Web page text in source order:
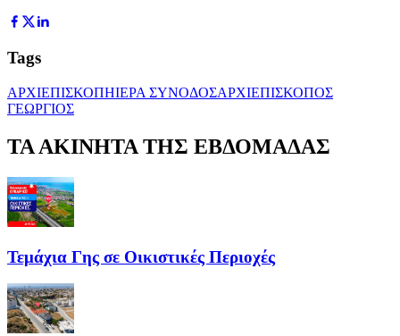
Tags
ΑΡΧΙΕΠΙΣΚΟΠΗΙΕΡΑ ΣΥΝΟΔΟΣΑΡΧΙΕΠΙΣΚΟΠΟΣ
ΓΕΩΡΓΙΟΣ
ΤΑ ΑΚΙΝΗΤΑ ΤΗΣ ΕΒΔΟΜΑΔΑΣ
Τεμάχια Γης σε Οικιστικές Περιοχές